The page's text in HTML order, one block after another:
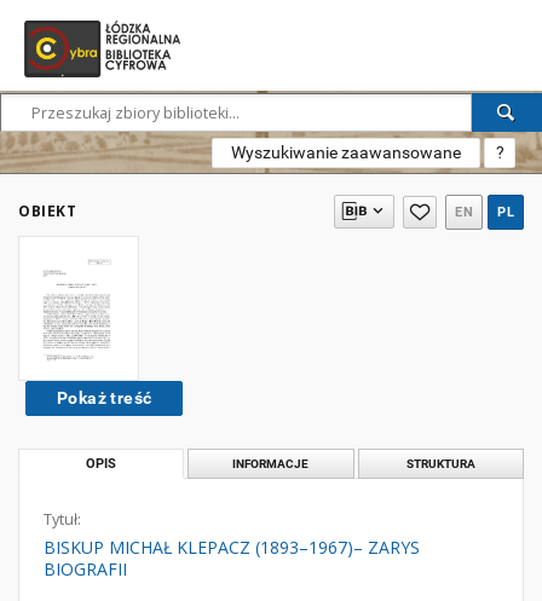
Wyszukiwanie zaawansowane ?
OBIEKT EN PL
Pokaż treść
OPIS INFORMACJE STRUKTURA
Tytuł:
BISKUP MICHAŁ KLEPACZ (1893–1967)– ZARYS
BIOGRAFII